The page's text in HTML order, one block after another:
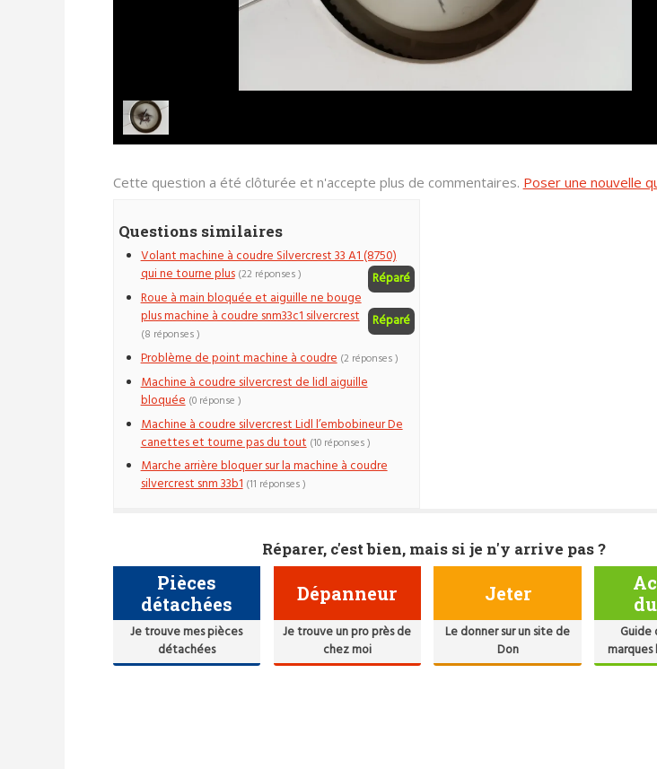
Cette question a été clôturée et n'accepte plus de commentaires. Poser une nouvelle
Questions similaires
Volant machine à coudre Silvercrest 33 A1 (8750)
qui ne tourne plus
Réparé
(22 réponses )
Roue à main bloquée et aiguille ne bouge
plus machine à coudre snm33c1 silvercrest
Réparé
(8 réponses )
Problème de point machine à coudre (2 réponses )
Machine à coudre silvercrest de lidl aiguille
bloquée (0 réponse )
Machine à coudre silvercrest Lidl l’embobineur De
canettes et tourne pas du tout (10 réponses )
Marche arrière bloquer sur la machine à coudre
silvercrest snm 33b1 (11 réponses )
Réparer, c'est bien, mais si je n'y arrive pas ?
Pièces
détachées
Je trouve mes pièces
détachées
Dépanneur
Je trouve un pro près de
chez moi
Jeter
Le donner sur un site de
Don
Guide
marques